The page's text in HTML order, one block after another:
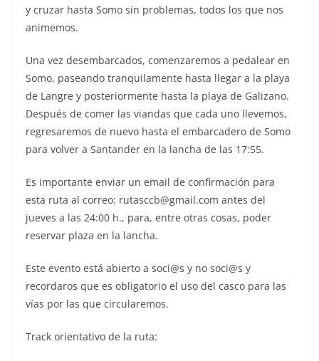
y cruzar hasta Somo sin problemas, todos los que nos
animemos.
Una vez desembarcados, comenzaremos a pedalear en
Somo, paseando tranquilamente hasta llegar a la playa
de Langre y posteriormente hasta la playa de Galizano.
Después de comer las viandas que cada uno llevemos,
regresaremos de nuevo hasta el embarcadero de Somo
para volver a Santander en la lancha de las 17:55.
Es importante enviar un email de confirmación para
esta ruta al correo: rutasccb@gmail.com antes del
jueves a las 24:00 h., para, entre otras cosas, poder
reservar plaza en la lancha.
Este evento está abierto a soci@s y no soci@s y
recordaros que es obligatorio el uso del casco para las
vías por las que circularemos.
Track orientativo de la ruta: